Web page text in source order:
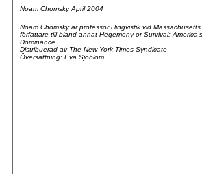
Noam Chomsky April 2004
Noam Chomsky är professor i lingvistik vid
författare till bland annat Hegemony or Survival:
Dominance.
Distribuerad av The New York Times Syndicate
Översättning: Eva Sjöblom